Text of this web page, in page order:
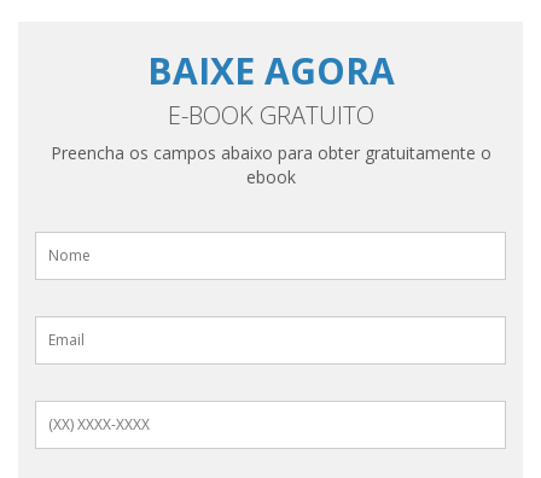
BAIXE AGORA
E-BOOK GRATUITO
Preencha os campos abaixo para obter gratuitamente o
ebook